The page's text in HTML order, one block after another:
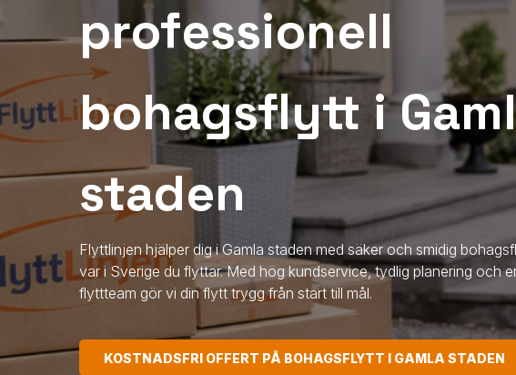
professionell
bohagsflytt i
staden
Flyttlinjen hjälper dig i Gamla staden med säker och smidig
var i Sverige du flyttar. Med hög kundservice, tydlig planering och
flyttteam gör vi din flytt trygg från start till mål.
KOSTNADSFRI OFFERT PÅ BOHAGSFLYTT I GAMLA STADEN